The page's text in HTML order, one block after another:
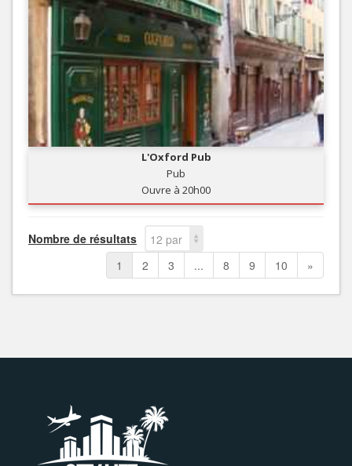
L'Oxford Pub
Pub
Ouvre à 20h00
Nombre de résultats
12 par
page
1 2 3 ... 8 9 10 »